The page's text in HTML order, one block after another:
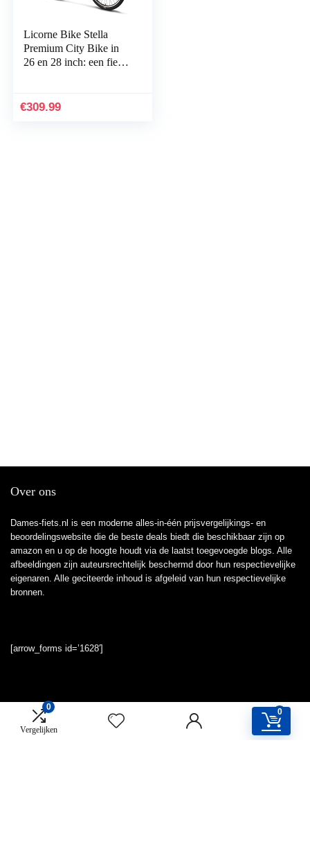
0
Vergelijken
0
Licorne Bike Stella
Premium City Bike in
26 en 28 inch: een fiets
21…
€309.99
Over ons
Dames-fiets.nl is een moderne alles-in-één prijsvergelijkings- en
beoordelingswebsite die de beste deals biedt die beschikbaar zijn op
amazon en u op de hoogte houdt via de laatst toegevoegde blogs. Alle
afbeeldingen zijn auteursrechtelijk beschermd door hun respectievelijke
eigenaren. Alle geciteerde inhoud is afgeleid van hun respectievelijke
bronnen.
[arrow_forms id=’1628′]
Snelle links